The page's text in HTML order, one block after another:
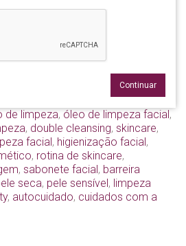
Continuar
de limpeza, óleo de limpeza facial,
, double cleansing, skincare,
facial, higienização facial,
, rotina de skincare,
, sabonete facial, barreira
seca, pele sensível, limpeza
, autocuidado, cuidados com a